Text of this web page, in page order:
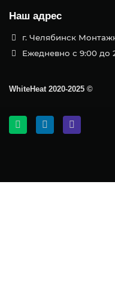
Наш адрес
г. Челябинск
Ежедневно с 9:00 до
WhiteHeat 2020-2025 ©